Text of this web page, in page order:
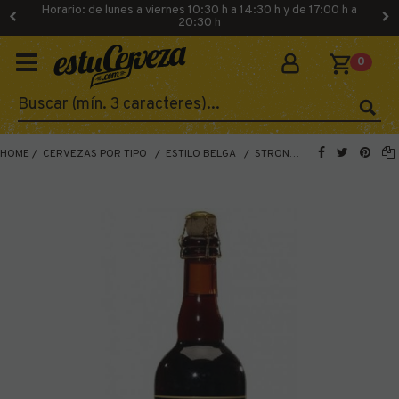
Horario: de lunes a viernes 10:30 h a 14:30 h y de 17:00 h a
20:30 h
0
HOME CERVEZAS POR TIPO ESTILO BELGA STRONG ALE